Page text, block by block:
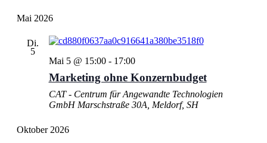
Mai 2026
Di.
5
Mai 5 @ 15:00- 17:00
Marketing ohne Konzernbudget
CAT - Centrum für Angewandte Technologien
GmbH Marschstraße 30A, Meldorf, SH
Oktober 2026